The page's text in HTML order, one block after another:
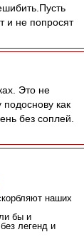
и не попросят
Это не
как
без соплей.
наших
бы и
легенд и